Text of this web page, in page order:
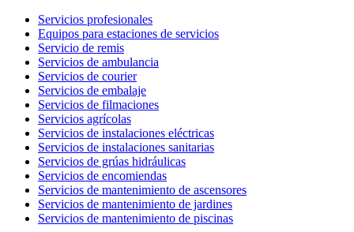
Servicios profesionales
Equipos para estaciones de servicios
Servicio de remis
Servicios de ambulancia
Servicios de courier
Servicios de embalaje
Servicios de filmaciones
Servicios agrícolas
Servicios de instalaciones eléctricas
Servicios de instalaciones sanitarias
Servicios de grúas hidráulicas
Servicios de encomiendas
Servicios de mantenimiento de ascensores
Servicios de mantenimiento de jardines
Servicios de mantenimiento de piscinas